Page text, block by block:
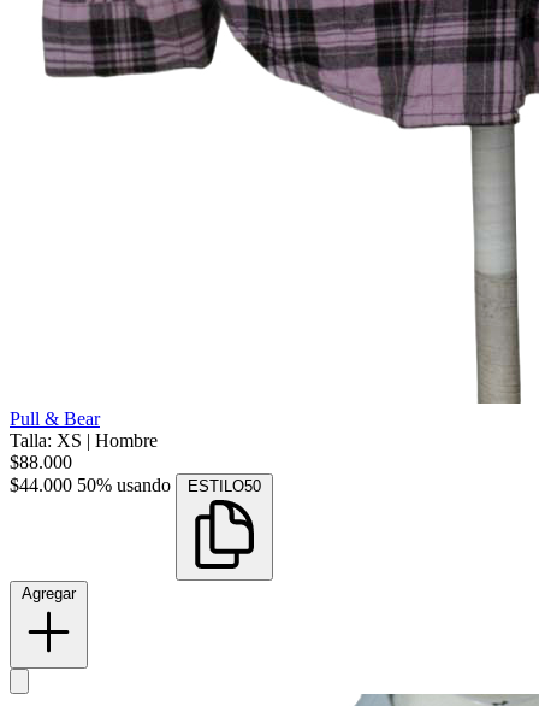
Pull & Bear
Talla: XS | Hombre
$88.000
$44.000 50% usando ESTILO50
Agregar